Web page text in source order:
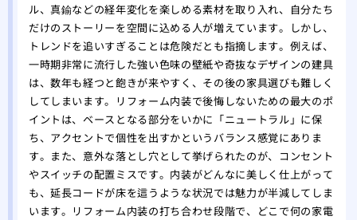
ル、真鍮などの経年変化を楽しめる素材を取り入れ、自分たち
だけのストーリーを空間に込める人が増えています。しかし、
トレンドを追いすぎることは危険だとも指摘します。例えば、
一時期非常に流行した強い色味の壁紙や奇抜なデザインの建具
は、数年も経つと飽きが来やすく、その後の家具選びも難しく
してしまいます。リフォーム内装で後悔しないための最大のポ
イントは、ベースとなる部分をいかに「ニュートラル」に保
ち、アクセントで個性を出すかというバランス感覚にありま
す。また、意外な落とし穴として挙げられたのが、コンセント
やスイッチの配置ミスです。内装がどんなに美しく仕上がって
も、延長コードが床を這うような状況では魅力が半減してしま
います。リフォーム内装の打ち合わせ段階で、どこで何の家電